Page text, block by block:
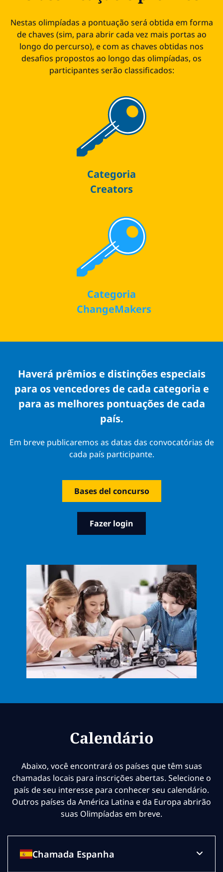
Nestas olimpíadas a pontuação será obtida em forma
de chaves (sim, para abrir cada vez mais portas ao
longo do percurso), e com as chaves obtidas nos
desafios propostos ao longo das olimpíadas, os
participantes serão classificados:
Categoria
Creators
Categoria
ChangeMakers
Haverá prêmios e distinções especiais
para os vencedores de cada categoria e
para as melhores pontuações de cada
país.
Em breve publicaremos as datas das convocatórias de
cada país participante.
Bases del concurso
Fazer login
Calendário
Abaixo, você encontrará os países que têm suas
chamadas locais para inscrições abertas. Selecione o
país de seu interesse para conhecer seu calendário.
Outros países da América Latina e da Europa abrirão
suas Olimpíadas em breve.
Chamada Espanha